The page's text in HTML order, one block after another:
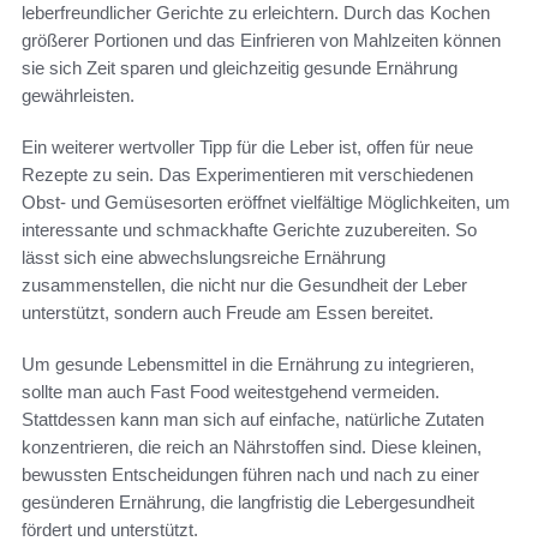
leberfreundlicher Gerichte zu erleichtern. Durch das Kochen
größerer Portionen und das Einfrieren von Mahlzeiten können
sie sich Zeit sparen und gleichzeitig gesunde Ernährung
gewährleisten.
Ein weiterer wertvoller Tipp für die Leber ist, offen für neue
Rezepte zu sein. Das Experimentieren mit verschiedenen
Obst- und Gemüsesorten eröffnet vielfältige Möglichkeiten, um
interessante und schmackhafte Gerichte zuzubereiten. So
lässt sich eine abwechslungsreiche Ernährung
zusammenstellen, die nicht nur die Gesundheit der Leber
unterstützt, sondern auch Freude am Essen bereitet.
Um gesunde Lebensmittel in die Ernährung zu integrieren,
sollte man auch Fast Food weitestgehend vermeiden.
Stattdessen kann man sich auf einfache, natürliche Zutaten
konzentrieren, die reich an Nährstoffen sind. Diese kleinen,
bewussten Entscheidungen führen nach und nach zu einer
gesünderen Ernährung, die langfristig die Lebergesundheit
fördert und unterstützt.